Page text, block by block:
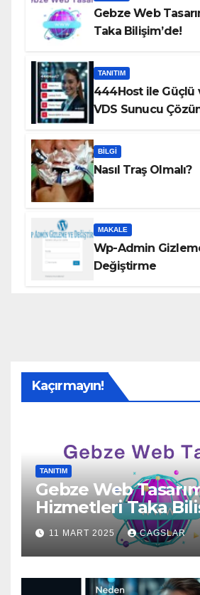
Gebze Web
Taka Bilişim’de!
TANITIM
444Host ile Güçlü
VDS Sunucu
BILGI
Nasıl Traş Olmalı?
MAKALE
Wp-Admin
Değiştirme
Kaçırmayın!
TANITIM
Gebze Web
Hizmetleri Taka
11 MART 2025 CAGSLAR